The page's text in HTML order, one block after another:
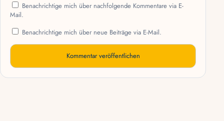
Benachrichtige mich über nachfolgende Kommentare via E-
Mail.
Benachrichtige mich über neue Beiträge via E-Mail.